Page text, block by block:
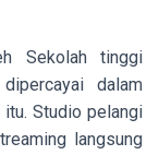
Sekolah tinggi
dalam
itu. Studio pelangi
langsung